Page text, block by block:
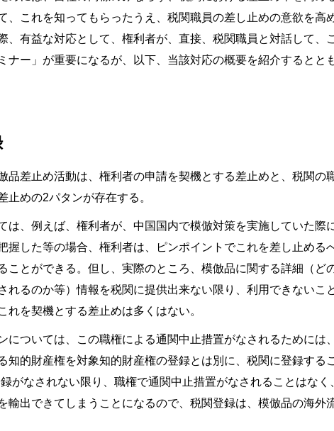
、これを知ってもらったうえ、税関職員の差し止めの意欲を高
、有益な対応として、権利者が、直接、税関職員と対話して、
ナー」が重要になるが、以下、当該対応の概要を紹介するとと
差止め活動は、権利者の申請を契機とする差止めと、税関の
止めの2パタンが存在する。
、例えば、権利者が、中国国内で模倣対策を実施していた際
握した等の場合、権利者は、ピンポイントでこれを差し止める
ことができる。但し、実際のところ、模倣品に関する詳細（ど
れるのか等）情報を税関に提供出来ない限り、利用できないこ
れを契機とする差止めは多くはない。
ついては、この職権による通関中止措置がなされるためには
知的財産権を対象知的財産権の登録とは別に、税関に登録する
がなされない限り、職権で通関中止措置がなされることはなく
輸出できてしまうことになるので、税関登録は、模倣品の海外